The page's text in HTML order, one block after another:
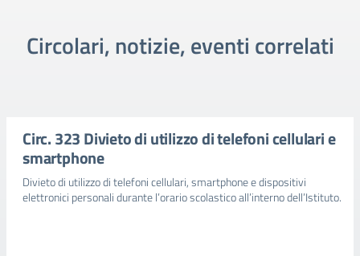
Circolari, notizie, eventi correlati
Circ. 323 Divieto di utilizzo di telefoni cellulari e
smartphone
Divieto di utilizzo di telefoni cellulari, smartphone e dispositivi
elettronici personali durante l’orario scolastico all’interno dell’Istituto.